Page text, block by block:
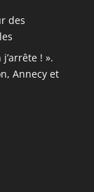
des
! ».
Annecy et